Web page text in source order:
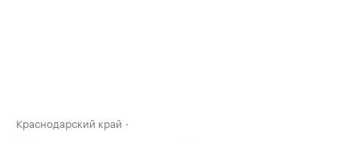
Краснодарский край